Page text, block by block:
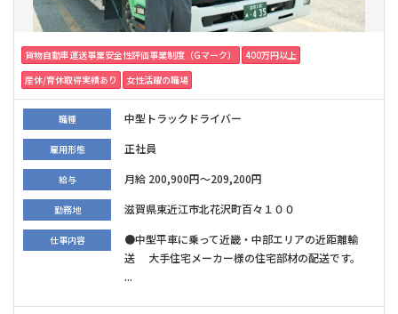
貨物自動車運送事業安全性評価事業制度（Gマーク）
400万円以上
産休/育休取得実績あり
女性活躍の職場
職種 中型トラックドライバー
雇用形態 正社員
給与 月給 200,900円～209,200円
勤務地 滋賀県東近江市北花沢町百々１００
仕事内容
●中型平車に乗って近畿・中部エリアの近距離輸
送 大手住宅メーカー様の住宅部材の配送です。
...